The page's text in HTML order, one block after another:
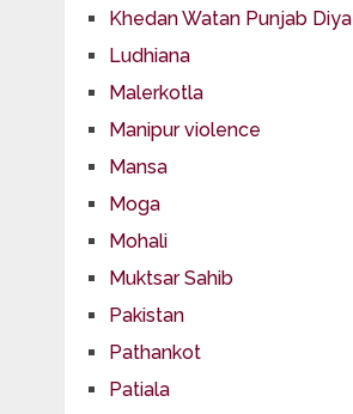
Khedan Watan Punjab Diya
Ludhiana
Malerkotla
Manipur violence
Mansa
Moga
Mohali
Muktsar Sahib
Pakistan
Pathankot
Patiala